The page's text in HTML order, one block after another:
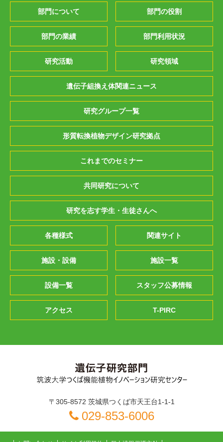
部門について 部門の役割
部門の業績 部門利用状況
研究活動 研究領域
遺伝子組換え体関連ニュース
研究グループ一覧
形質転換植物デザイン研究拠点
これまでのセミナー
共同研究について
研究を志す学生・生徒さんへ
各種様式 関連サイト
施設・設備 施設一覧
設備一覧 スタッフ公募情報
アクセス T-PIRC
〒305-8572 茨城県つくば市天王台1-1-1
029-853-6006